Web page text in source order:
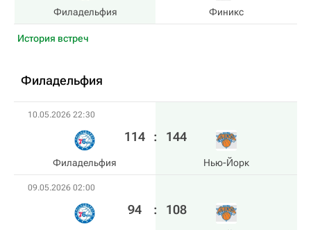
Филадельфия Финикс
История встреч
Филадельфия
10.05.2026 22:30
Филадельфия
114 : 144
Нью-Йорк
09.05.2026 02:00
94 : 108